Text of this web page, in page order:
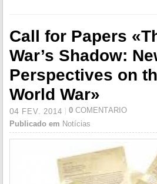
Call for Papers
War’s Shadow:
Perspectives on
World War»
04 FEV. 2014 0 COMENTÁRIO
Publicado em Notícias